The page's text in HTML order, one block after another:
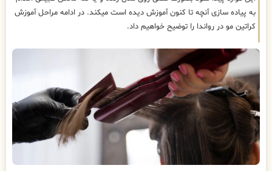
به پیاده سازی آنچه تا کنون آموزش دیده است میکند. در ادامه مراحل آموزش
کراتین مو در رواندا را توضیح خواهیم داد.